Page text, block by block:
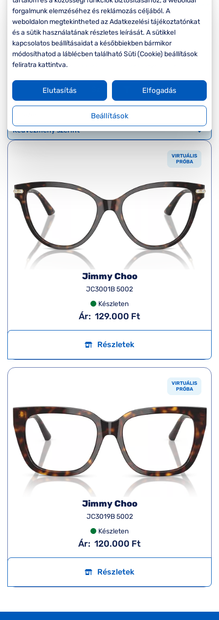
minden
szemüvegekre
Seen Belépőár
ajánlat
VIRTUÁLIS
PRÓBA
Jimmy Choo
JC3001B 5002
Készleten
Ár: 129.000 Ft
Részletek
VIRTUÁLIS
PRÓBA
Jimmy Choo
JC3019B 5002
Készleten
Ár: 120.000 Ft
Részletek
forgalmunk elemzéséhez és reklámozás céljából. A
weboldalon megtekintheted az Adatkezelési tájékoztatónkat
és a sütik használatának részletes leírását. A sütikkel
kapcsolatos beállításaidat a későbbiekben bármikor
módosíthatod a láblécben található Süti (Cookie) beállítások
feliratra kattintva.
Beállítások
Elutasítás Elfogadás